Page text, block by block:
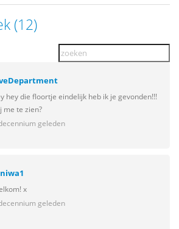
(12)
hey die floortje eindelijk heb ik je gevonden!!!
me te zien?
geleden
x
geleden